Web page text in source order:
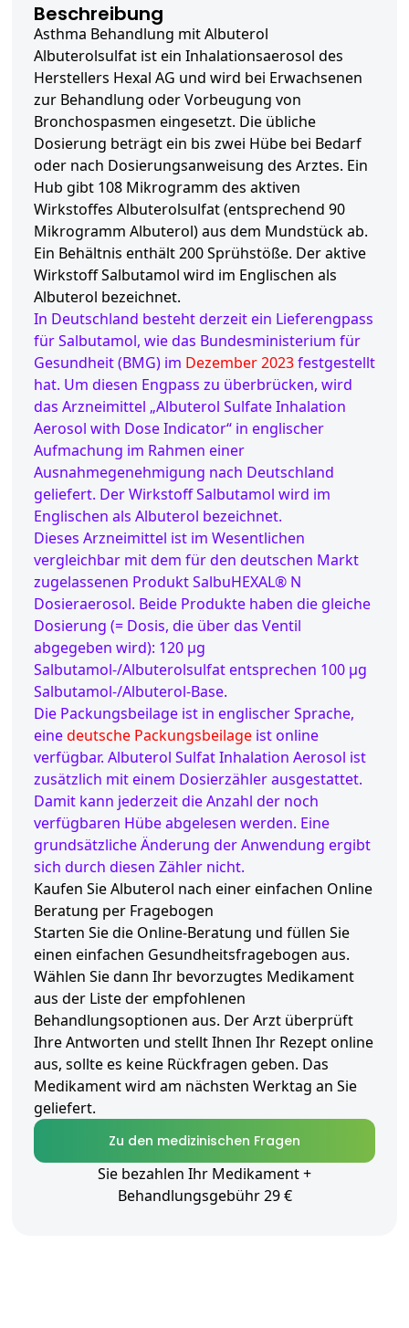
Beschreibung
Asthma Behandlung mit Albuterol
Albuterolsulfat ist ein Inhalationsaerosol des
Herstellers Hexal AG und wird bei Erwachsenen
zur Behandlung oder Vorbeugung von
Bronchospasmen eingesetzt. Die übliche
Dosierung beträgt ein bis zwei Hübe bei Bedarf
oder nach Dosierungsanweisung des Arztes. Ein
Hub gibt 108 Mikrogramm des aktiven
Wirkstoffes Albuterolsulfat (entsprechend 90
Mikrogramm Albuterol) aus dem Mundstück ab.
Ein Behältnis enthält 200 Sprühstöße. Der aktive
Wirkstoff Salbutamol wird im Englischen als
Albuterol bezeichnet.
In Deutschland besteht derzeit ein Lieferengpass
für Salbutamol, wie das Bundesministerium für
Gesundheit (BMG) im Dezember 2023festgestellt
hat. Um diesen Engpass zu überbrücken, wird
das Arzneimittel „Albuterol Sulfate Inhalation
Aerosol with Dose Indicator“ in englischer
Aufmachung im Rahmen einer
Ausnahmegenehmigung nach Deutschland
geliefert. Der Wirkstoff Salbutamol wird im
Englischen als Albuterol bezeichnet.
Dieses Arzneimittel ist im Wesentlichen
vergleichbar mit dem für den deutschen Markt
zugelassenen Produkt SalbuHEXAL® N
Dosieraerosol. Beide Produkte haben die gleiche
Dosierung (= Dosis, die über das Ventil
abgegeben wird): 120 µg
Salbutamol-/Albuterolsulfat entsprechen 100 µg
Salbutamol-/Albuterol-Base.
Die Packungsbeilage ist in englischer Sprache,
einedeutsche Packungsbeilage ist online
verfügbar. Albuterol Sulfat Inhalation Aerosol ist
zusätzlich mit einem Dosierzähler ausgestattet.
Damit kann jederzeit die Anzahl der noch
verfügbaren Hübe abgelesen werden. Eine
grundsätzliche Änderung der Anwendung ergibt
sich durch diesen Zähler nicht.
Kaufen Sie Albuterol nach einer einfachen Online
Beratung per Fragebogen
Starten Sie die Online-Beratung und füllen Sie
einen einfachen Gesundheitsfragebogen aus.
Wählen Sie dann Ihr bevorzugtes Medikament
aus der Liste der empfohlenen
Behandlungsoptionen aus. Der Arzt überprüft
Ihre Antworten und stellt Ihnen Ihr Rezept online
aus, sollte es keine Rückfragen geben. Das
Medikament wird am nächsten Werktag an Sie
geliefert.
Zu den medizinischen Fragen
Sie bezahlen Ihr Medikament +
Behandlungsgebühr 29 €